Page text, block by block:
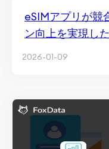
eSIMアプリが競
ン向上を実現し
2026-01-09